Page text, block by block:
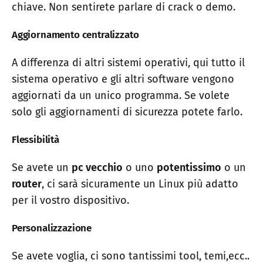
chiave. Non sentirete parlare di crack o demo.
Aggiornamento centralizzato
A differenza di altri sistemi operativi, qui tutto il
sistema operativo e gli altri software vengono
aggiornati da un unico programma. Se volete
solo gli aggiornamenti di sicurezza potete farlo.
Flessibilità
Se avete un pc vecchio o uno potentissimo o un
router, ci sarà sicuramente un Linux più adatto
per il vostro dispositivo.
Personalizzazione
Se avete voglia, ci sono tantissimi tool, temi,ecc..